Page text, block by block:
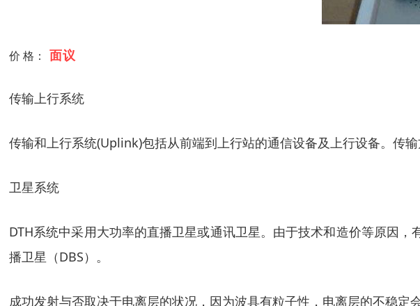
价 格： 面议
传输上行系统
传输和上行系统(Uplink)包括从前端到上行站的通信设备及上行设备。传
卫星系统
DTH系统中采用大功率的直播卫星或通讯卫星。由于技术和造价等原因
播卫星（DBS）。
成功发射与否取决于电离层的状况，因为波具有粒子性，电离层的不稳定